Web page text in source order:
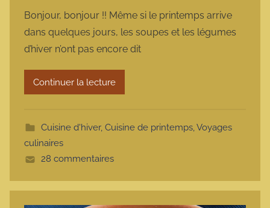
r
m
a
r
t
Bonjour, bonjour !! Même si le printemps arrive
dans quelques jours, les soupes et les légumes
d’hiver n’ont pas encore dit
Continuer la lecture
Cuisine d'hiver, Cuisine de printemps,Voyages
culinaires
28 commentaires